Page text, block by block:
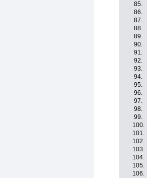
85.
86.
87.
88.
89.
90.
91.
92.
93.
94.
95.
96.
97.
98.
99.
100.
101.
102.
103.
104.
105.
106.